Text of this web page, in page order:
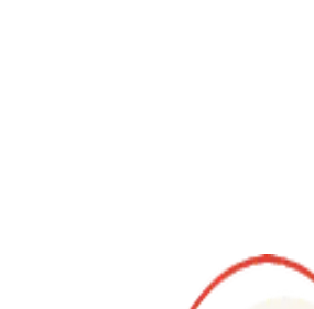
indimenticabili: Esperienze